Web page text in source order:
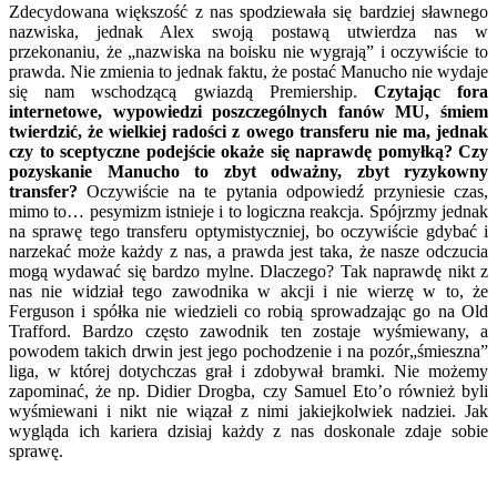
Zdecydowana większość z nas spodziewała się bardziej sławnego
nazwiska, jednak Alex swoją postawą utwierdza nas w
przekonaniu, że „nazwiska na boisku nie wygrają” i oczywiście to
prawda. Nie zmienia to jednak faktu, że postać Manucho nie wydaje
się nam wschodzącą gwiazdą Premiership. Czytając fora
internetowe, wypowiedzi poszczególnych fanów MU, śmiem
twierdzić, że wielkiej radości z owego transferu nie ma, jednak
czy to sceptyczne podejście okaże się naprawdę pomyłką? Czy
pozyskanie Manucho to zbyt odważny, zbyt ryzykowny
transfer? Oczywiście na te pytania odpowiedź przyniesie czas,
mimo to… pesymizm istnieje i to logiczna reakcja. Spójrzmy jednak
na sprawę tego transferu optymistyczniej, bo oczywiście gdybać i
narzekać może każdy z nas, a prawda jest taka, że nasze odczucia
mogą wydawać się bardzo mylne. Dlaczego? Tak naprawdę nikt z
nas nie widział tego zawodnika w akcji i nie wierzę w to, że
Ferguson i spółka nie wiedzieli co robią sprowadzając go na Old
Trafford. Bardzo często zawodnik ten zostaje wyśmiewany, a
powodem takich drwin jest jego pochodzenie i na pozór„śmieszna”
liga, w której dotychczas grał i zdobywał bramki. Nie możemy
zapominać, że np. Didier Drogba, czy Samuel Eto’o również byli
wyśmiewani i nikt nie wiązał z nimi jakiejkolwiek nadziei. Jak
wygląda ich kariera dzisiaj każdy z nas doskonale zdaje sobie
sprawę.